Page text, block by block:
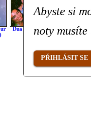
Dua Lipa - New Rules
Dua
Abyste si
noty
PŘIHLÁSIT SE